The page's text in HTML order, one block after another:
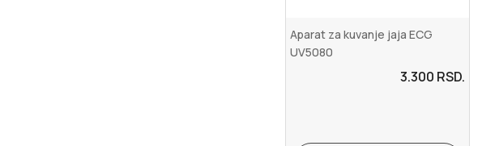
Aparat za kuvanje jaja ECG
UV5080
3.300 RSD.